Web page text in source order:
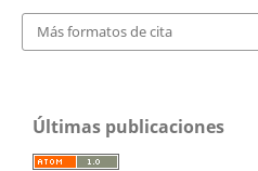
Más formatos de cita
Últimas publicaciones